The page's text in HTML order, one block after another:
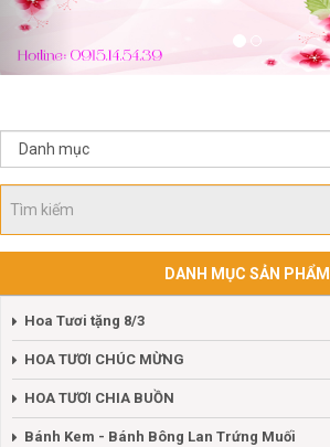
DANH MỤC SẢN PHẨM
Hoa Tươi tặng 8/3
HOA TƯƠI CHÚC MỪNG
HOA TƯƠI CHIA BUỒN
Bánh Kem - Bánh Bông Lan Trứng Muối